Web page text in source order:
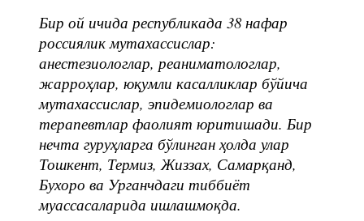
Бир ой ичида республикада 38 нафар
россиялик мутахассислар:
анестезиологлар, реаниматологлар,
жарроҳлар, юқумли касалликлар бўйича
мутахассислар, эпидемиологлар ва
терапевтлар фаолият юритишади. Бир
нечта гуруҳларга бўлинган ҳолда улар
Тошкент, Термиз, Жиззах, Самарқанд,
Бухоро ва Урганчдаги тиббиёт
муассасаларида ишлашмоқда.